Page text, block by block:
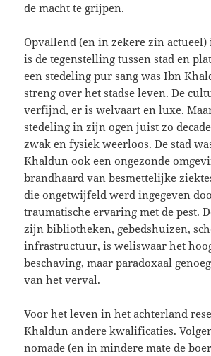
de macht te grijpen.
Opvallend (en in zekere zin
is de tegenstelling tussen stad en
een stedeling pur sang was Ibn
streng over het stadse leven. De
verfijnd, er is welvaart en luxe.
stedeling in zijn ogen juist zo
zwak en fysiek weerloos. De stad
Khaldun ook een ongezonde
brandhaard van besmettelijke
die ongetwijfeld werd ingegeven
traumatische ervaring met de pest.
zijn bibliotheken, gebedshuizen,
infrastructuur, is weliswaar het
beschaving, maar paradoxaal
van het verval.
Voor het leven in het achterland
Khaldun andere kwalificaties.
nomade (en in mindere mate de